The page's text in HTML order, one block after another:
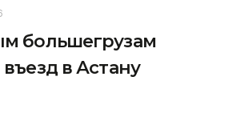
большегрузам
в Астану